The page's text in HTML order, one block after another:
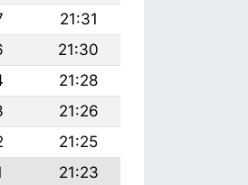
21:31
21:30
21:28
21:26
21:25
21:23